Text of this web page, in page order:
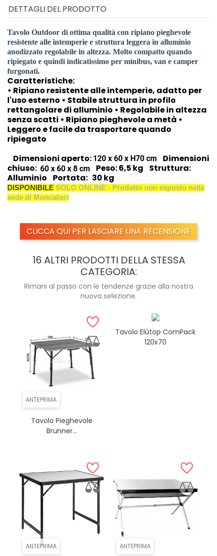
DETTAGLI DEL PRODOTTO
Tavolo Outdoor di ottima qualità con ripiano pieghevole
resistente alle intemperie e struttura leggera in alluminio
anodizzato regolabile in altezza. Molto compatto quando
ripiegato e quindi indicatissimo per minibus, van e camper
furgonati.
Caratteristiche:
• Ripiano resistente alle intemperie, adatto per
l'uso esterno • Stabile struttura in profilo
rettangolare di alluminio • Regolabile in altezza
senza scatti • Ripiano pieghevole a metà •
Leggero e facile da trasportare quando
ripiegato
Dimensioni aperto: 120 x 60 x H70 cm
Dimensioni
chiuso: 60 x 60 x 8 cm Peso: 6,5 kg
Struttura:
Alluminio
Portata: 30 kg
DISPONIBILE SOLO ONLINE - Prodotto non esposto nella
sede di Moncalieri
CLICCA QUI PER LASCIARE UNA RECENSIONE
16 ALTRI PRODOTTI DELLA STESSA
CATEGORIA:
Rimani al passo con le tendenze grazie alla nostra
nuova selezione.
ANTEPRIMA
Tavolo Pieghevole
Brunner...
Tavolo Elùtop ComPack
120x70
ANTEPRIMA ANTEPRIMA